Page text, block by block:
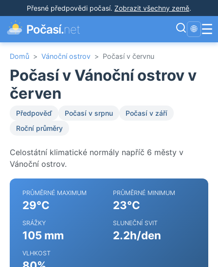
Přesné předpovědi počasí. Zobrazit všechny země.
Počasí.net 🌐 ☰
Domů > Vánoční ostrov > Počasí v červnu
Počasí v Vánoční ostrov v
červen
Předpověď Počasí v srpnu
Počasí v září
Roční průměry
Celostátní klimatické normály napříč 6 městy v
Vánoční ostrov.
PRŮMĚRNÉ MAXIMUM
29°C
PRŮMĚRNÉ MINIMUM
23°C
SRÁŽKY
105 mm
SLUNEČNÍ SVIT
2.2h/den
VLHKOST